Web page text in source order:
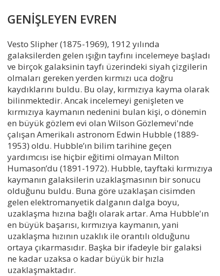
GENİŞLEYEN EVREN
Vesto Slipher (1875-1969), 1912 yılında
galaksilerden gelen ışığın tayfını incelemeye başladı
ve birçok galaksinin tayfı üzerindeki siyah çizgilerin
olmaları gereken yerden kırmızı uca doğru
kaydıklarını buldu. Bu olay, kırmızıya kayma olarak
bilinmektedir. Ancak incelemeyi genişleten ve
kırmızıya kaymanın nedenini bulan kişi, o dönemin
en büyük gözlem evi olan Wilson Gözlemevi'nde
çalışan Amerikalı astronom Edwin Hubble (1889-
1953) oldu. Hubble’ın bilim tarihine geçen
yardımcısı ise hiçbir eğitimi olmayan Milton
Humason’du (1891-1972). Hubble, tayftaki kırmızıya
kaymanın galaksilerin uzaklaşmasının bir sonucu
olduğunu buldu. Buna göre uzaklaşan cisimden
gelen elektromanyetik dalganın dalga boyu,
uzaklaşma hızına bağlı olarak artar. Ama Hubble'ın
en büyük başarısı, kırmızıya kaymanın, yani
uzaklaşma hızının uzaklık ile orantılı olduğunu
ortaya çıkarmasıdır. Başka bir ifadeyle bir galaksi
ne kadar uzaksa o kadar büyük bir hızla
uzaklaşmaktadır.